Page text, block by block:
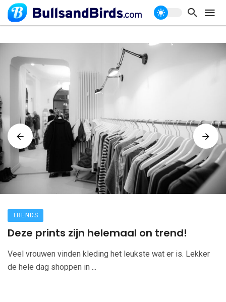
TRENDS
Deze prints zijn helemaal on trend!
Veel vrouwen vinden kleding het leukste wat er is. Lekker
de hele dag shoppen in ...